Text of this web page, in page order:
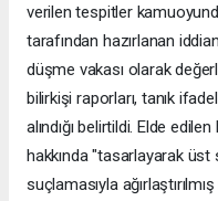
verilen tespitler
tarafından hazırlanan
düşme vakası olarak
bilirkişi raporları, tanık
alındığı belirtildi. Elde
hakkında "tasarlayarak
suçlamasıyla